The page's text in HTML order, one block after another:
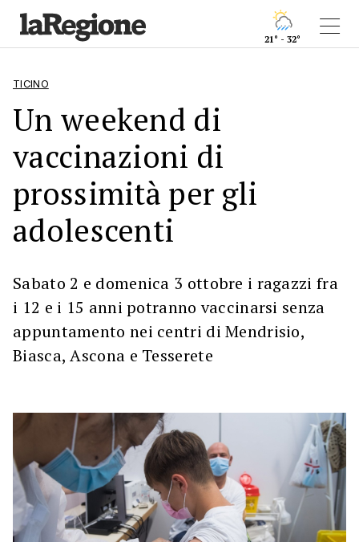
21° - 32°
TICINO
Un weekend di
vaccinazioni di
prossimità per gli
adolescenti
Sabato 2 e domenica 3 ottobre i ragazzi fra
i 12 e i 15 anni potranno vaccinarsi senza
appuntamento nei centri di Mendrisio,
Biasca, Ascona e Tesserete